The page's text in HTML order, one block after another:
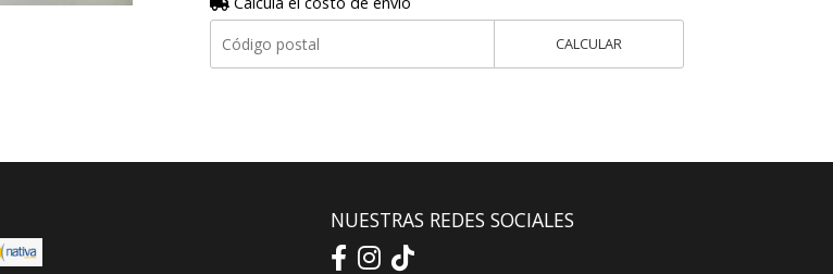
CALCULAR
NUESTRAS REDES SOCIALES